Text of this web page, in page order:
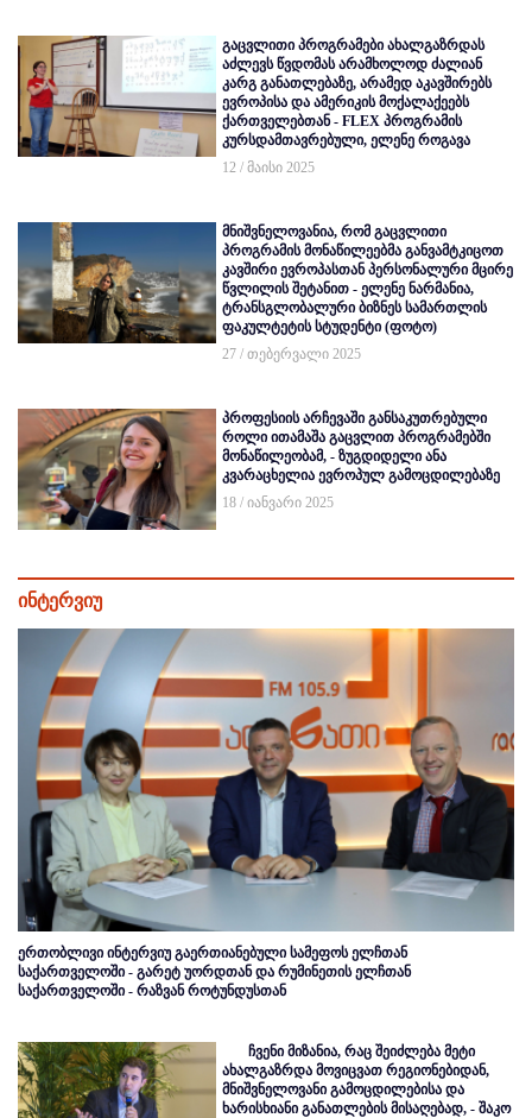
გაცვლითი პროგრამები ახალგაზრდას
აძლევს წვდომას არამხოლოდ ძალიან
კარგ განათლებაზე, არამედ აკავშირებს
ევროპისა და ამერიკის მოქალაქეებს
ქართველებთან - FLEX პროგრამის
კურსდამთავრებული, ელენე როგავა
12 / მაისი 2025
მნიშვნელოვანია, რომ გაცვლითი
პროგრამის მონაწილეებმა განვამტკიცოთ
კავშირი ევროპასთან პერსონალური მცირე
წვლილის შეტანით - ელენე ნარმანია,
ტრანსგლობალური ბიზნეს სამართლის
ფაკულტეტის სტუდენტი (ფოტო)
27 / თებერვალი 2025
პროფესიის არჩევაში განსაკუთრებული
როლი ითამაშა გაცვლით პროგრამებში
მონაწილეობამ, - ზუგდიდელი ანა
კვარაცხელია ევროპულ გამოცდილებაზე
18 / იანვარი 2025
ინტერვიუ
ერთობლივი ინტერვიუ გაერთიანებული სამეფოს ელჩთან
საქართველოში - გარეტ უორდთან და რუმინეთის ელჩთან
საქართველოში - რაზვან როტუნდუსთან
ჩვენი მიზანია, რაც შეიძლება მეტი
ახალგაზრდა მოვიცვათ რეგიონებიდან,
მნიშვნელოვანი გამოცდილებისა და
ხარისხიანი განათლების მისაღებად, - შაკო